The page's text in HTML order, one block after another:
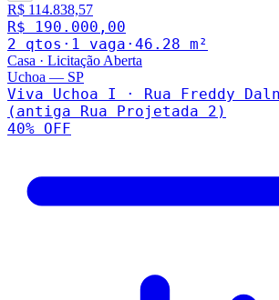
R$ 114.838,57
R$ 190.000,00
2 qtos · 1 vaga · 46.28 m²
Casa · Licitação Aberta
Uchoa — SP
Viva Uchoa I · Rua Freddy
(antiga Rua Projetada 2)
40% OFF